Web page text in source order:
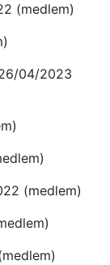
(medlem)
04/2023
(medlem)